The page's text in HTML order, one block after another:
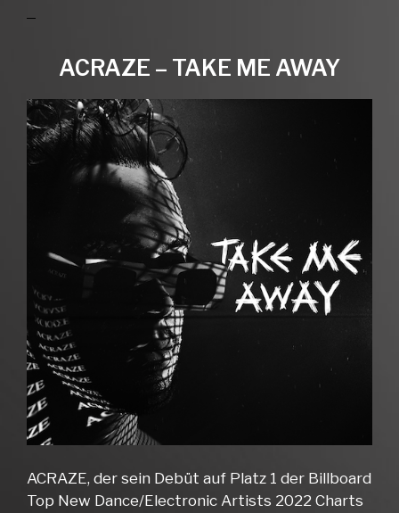
ACRAZE – TAKE ME AWAY
ACRAZE, der sein Debüt auf Platz 1 der Billboard
Top New Dance/Electronic Artists 2022 Charts